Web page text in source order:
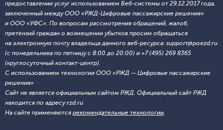
предоставлении услуг использованием Веб-системы от 29.12.2017 года,
заключенный между ООО «РЖД-Цифровые пассажирские решения»
и ООО «УФС». По вопросам рассмотрения обращений, жалоб,
претензий граждан о возмещении убытков просим обращаться
на электронную почту владельца данного веб-ресурса: support@poezd.ru
(с понедельника по пятницу с 8:00 до 20:00) и +7 (495) 269 8365
(круглосуточный контакт-центр).
С использованием технологии ООО «РЖД — Цифровые пассажирские
решения»
Сайт не является официальным сайтом РЖД. Официальный сайт РЖД
находится по адресу rzd.ru
На сайте применяются рекомендательные технологии.